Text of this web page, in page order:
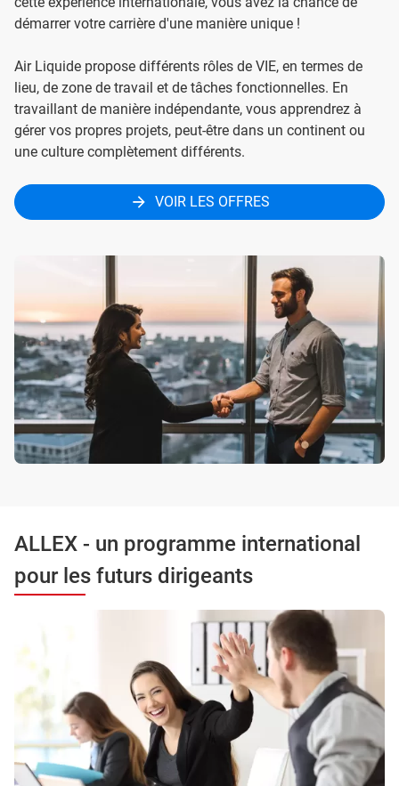
démarrer votre carrière d'une manière unique !
Air Liquide propose différents rôles de VIE, en termes de
lieu, de zone de travail et de tâches fonctionnelles. En
travaillant de manière indépendante, vous apprendrez à
gérer vos propres projets, peut-être dans un continent ou
une culture complètement différents.
VOIR LES OFFRES
ALLEX - un programme international
pour les futurs dirigeants